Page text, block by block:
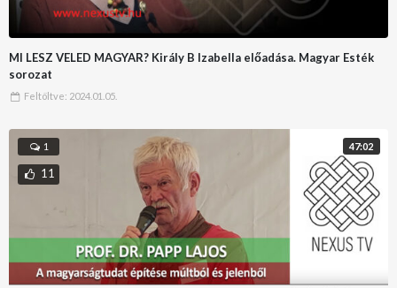
MI LESZ VELED MAGYAR? Király B Izabella előadása. Magyar Esték
sorozat
Feltöltve: 2024.01.05.
47:02
1
11